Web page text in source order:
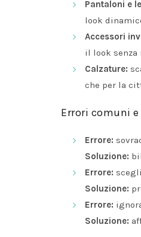
Pantaloni e
look
Accessori
il look
Calzature:
che per la
Errori comuni
Errore:
Soluzione:
Errore:
Soluzione:
Errore:
Soluzione: